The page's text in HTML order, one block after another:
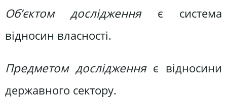
Об’єктом дослідженняє система
відносин власності.
Предметом дослідженняє відносини
державного сектору.